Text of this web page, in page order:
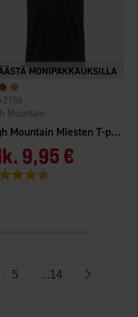
High Mountain Miesten T-paita
Mountain
2156
9,95 €
5 ...14